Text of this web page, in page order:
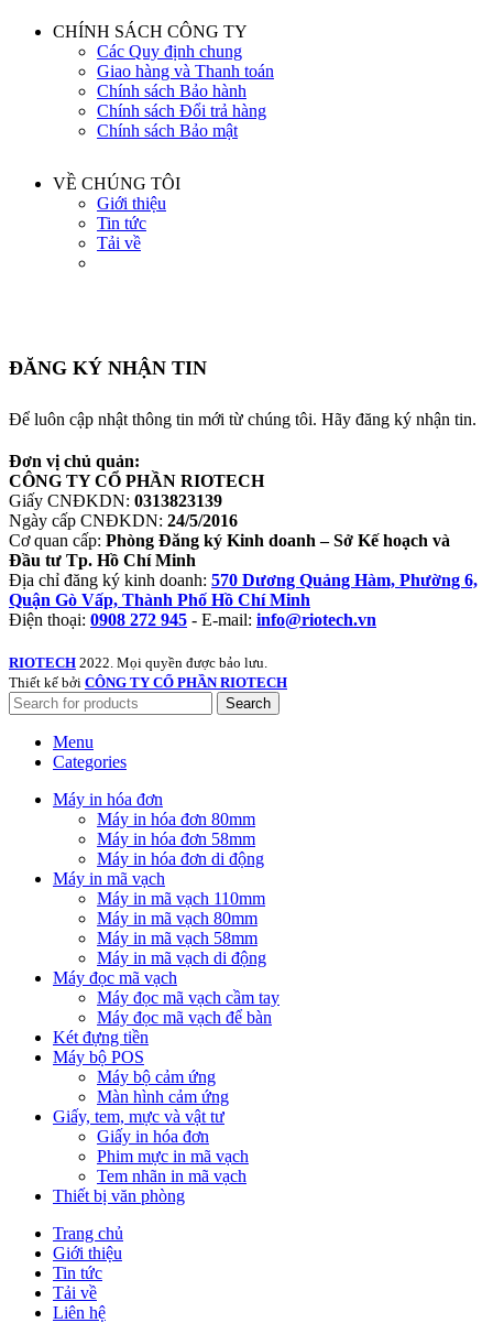
CHÍNH SÁCH CÔNG TY
Các Quy định chung
Giao hàng và Thanh toán
Chính sách Bảo hành
Chính sách Đổi trả hàng
Chính sách Bảo mật
VỀ CHÚNG TÔI
Giới thiệu
Tin tức
Tải về
ĐĂNG KÝ NHẬN TIN
Để luôn cập nhật thông tin mới từ chúng tôi. Hãy đăng ký nhận tin.
Đơn vị chủ quản:
CÔNG TY CỔ PHẦN RIOTECH
Giấy CNĐKDN: 0313823139
Ngày cấp CNĐKDN: 24/5/2016
Cơ quan cấp: Phòng Đăng ký Kinh doanh – Sở Kế hoạch và
Đầu tư Tp. Hồ Chí Minh
Địa chỉ đăng ký kinh doanh: 570 Dương Quảng Hàm, Phường 6,
Quận Gò Vấp, Thành Phố Hồ Chí Minh
Điện thoại: 0908 272 945 - E-mail: info@riotech.vn
RIOTECH 2022. Mọi quyền được bảo lưu.
Thiết kế bởi CÔNG TY CỔ PHẦN RIOTECH
Search
Menu
Categories
Máy in hóa đơn
Máy in hóa đơn 80mm
Máy in hóa đơn 58mm
Máy in hóa đơn di động
Máy in mã vạch
Máy in mã vạch 110mm
Máy in mã vạch 80mm
Máy in mã vạch 58mm
Máy in mã vạch di động
Máy đọc mã vạch
Máy đọc mã vạch cầm tay
Máy đọc mã vạch để bàn
Két đựng tiền
Máy bộ POS
Máy bộ cảm ứng
Màn hình cảm ứng
Giấy, tem, mực và vật tư
Giấy in hóa đơn
Phim mực in mã vạch
Tem nhãn in mã vạch
Thiết bị văn phòng
Trang chủ
Giới thiệu
Tin tức
Tải về
Liên hệ